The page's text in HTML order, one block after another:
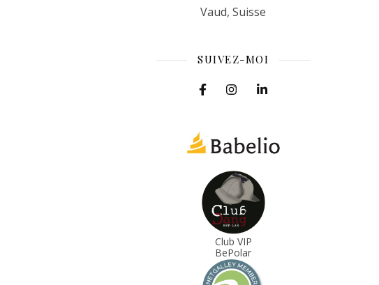
Vaud, Suisse
SUIVEZ-MOI
Club VIP
BePolar